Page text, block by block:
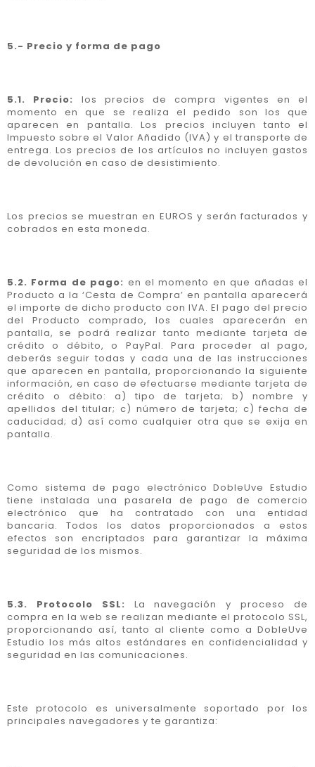
5.- Precio y forma de pago
5.1. Precio:
los precios de compra vigentes en el
momento en que se realiza el pedido son los que
aparecen en pantalla. Los precios incluyen tanto el
Impuesto sobre el Valor Añadido (IVA) y el transporte de
entrega. Los precios de los artículos no incluyen gastos
de devolución en caso de desistimiento.
Los precios se muestran en EUROS y serán facturados y
cobrados en esta moneda.
5.2. Forma de pago: en el momento en que añadas el
Producto a la ‘Cesta de Compra’ en pantalla aparecerá
el importe de dicho producto con IVA. El pago del precio
del Producto comprado, los cuales aparecerán en
pantalla, se podrá realizar tanto mediante tarjeta de
crédito o débito, o PayPal. Para proceder al pago,
deberás seguir todas y cada una de las instrucciones
que aparecen en pantalla, proporcionando la siguiente
información, en caso de efectuarse mediante tarjeta de
crédito o débito: a) tipo de tarjeta; b) nombre y
apellidos del titular; c) número de tarjeta; c) fecha de
caducidad; d) así como cualquier otra que se exija en
pantalla.
Como sistema de pago electrónico DobleUve Estudio
tiene instalada una pasarela de pago de comercio
electrónico que ha contratado con una entidad
bancaria. Todos los datos proporcionados a estos
efectos son encriptados para garantizar la máxima
seguridad de los mismos.
5.3. Protocolo SSL: La navegación y proceso de
compra en la web se realizan mediante el protocolo SSL,
proporcionando así, tanto al cliente como a DobleUve
Estudio los más altos estándares en confidencialidad y
seguridad en las comunicaciones.
Este protocolo es universalmente soportado por los
principales navegadores y te garantiza: